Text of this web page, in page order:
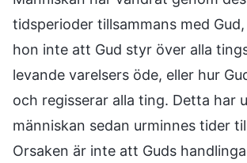
tidsperioder tillsammans med
hon inte att Gud styr över alla
levande varelsers öde, eller hur
och regisserar alla ting. Detta har
människan sedan urminnes tider
Orsaken är inte att Guds